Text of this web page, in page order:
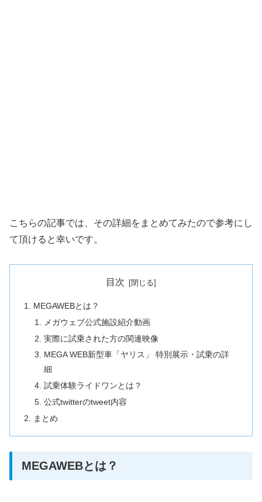
こちらの記事では、その詳細をまとめてみたので参考にし
て頂けると幸いです。
目次
MEGAWEBとは？
メガウェブ公式施設紹介動画
実際に試乗された方の関連映像
MEGA WEB新型車「ヤリス」 特別展示・試乗の詳
細
試乗体験ライドワンとは？
公式twitterのtweet内容
まとめ
MEGAWEBとは？